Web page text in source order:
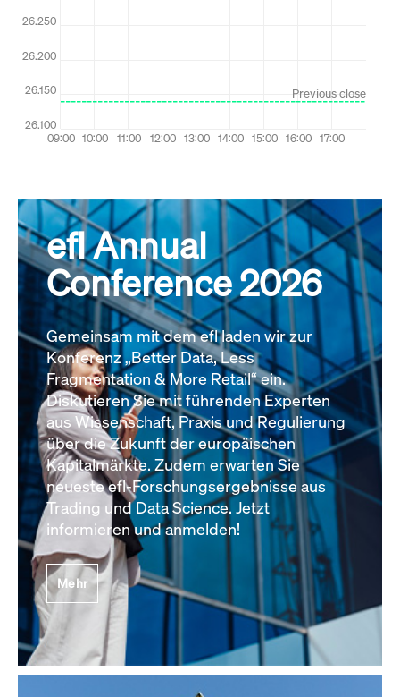
efl Annual
Conference 2026
Gemeinsam mit dem efl laden wir zur
Konferenz „Better Data, Less
Fragmentation & More Retail“ ein.
Diskutieren Sie mit führenden Experten
aus Wissenschaft, Praxis und Regulierung
über die Zukunft der europäischen
Kapitalmärkte. Zudem erwarten Sie
neueste efl-Forschungsergebnisse aus
Trading und Data Science. Jetzt
informieren und anmelden!
Mehr